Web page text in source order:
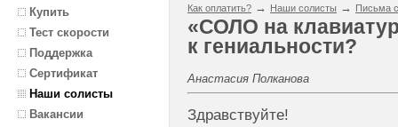
Купить
Тест скорости
Поддержка
Сертификат
Наши солисты
Вакансии
Как оплатить? → Наши солисты → Письма
«СОЛО на
к гениальности?
Анастасия Полканова
Здравствуйте!